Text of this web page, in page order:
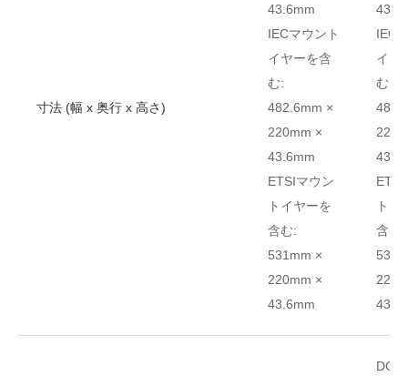
寸法 (幅 x 奥行 x 高さ)
43.6mm
IECマウント
イヤーを含
む:
482.6mm ×
220mm ×
43.6mm
ETSIマウン
トイヤーを
含む:
531mm ×
220mm ×
43.6mm
IEC
イヤ
む
ETSI
トイ
含む
DC